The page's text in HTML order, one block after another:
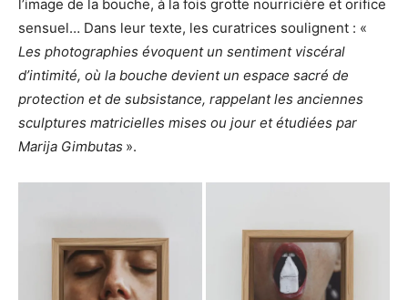
l’image de la bouche, à la fois grotte nourricière et orifice
sensuel… Dans leur texte, les curatrices soulignent : «
Les photographies évoquent un sentiment viscéral
d’intimité, où la bouche devient un espace sacré de
protection et de subsistance, rappelant les anciennes
sculptures matricielles mises ou jour et étudiées par
Marija Gimbutas ».